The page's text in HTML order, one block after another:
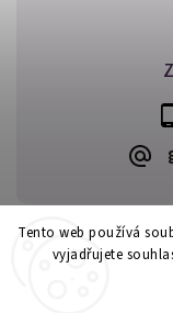
Tento web používá
vyjadřujete
Copyright